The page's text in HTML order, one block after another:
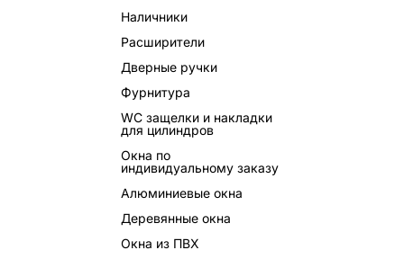
Наличники
Расширители
Дверные ручки
Фурнитура
WC защелки и накладки
для цилиндров
Окна по
индивидуальному заказу
Алюминиевые окна
Деревянные окна
Окна из ПВХ